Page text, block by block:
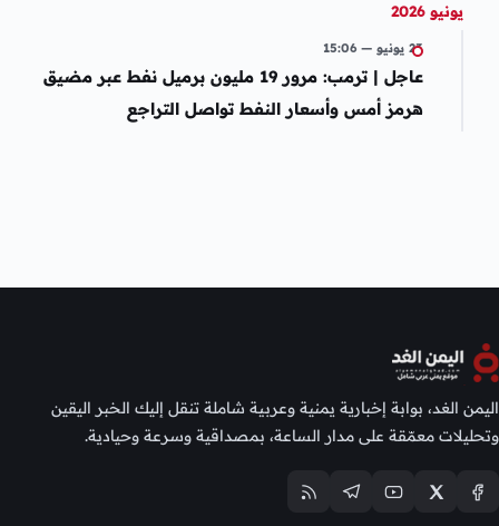
يونيو 2026
23 يونيو — 15:06
عاجل | ترمب: مرور 19 مليون برميل نفط عبر مضيق
هرمز أمس وأسعار النفط تواصل التراجع
اليمن الغد، بوابة إخبارية يمنية وعربية شاملة تنقل إليك الخبر اليقين
وتحليلات معمّقة على مدار الساعة، بمصداقية وسرعة وحيادية.